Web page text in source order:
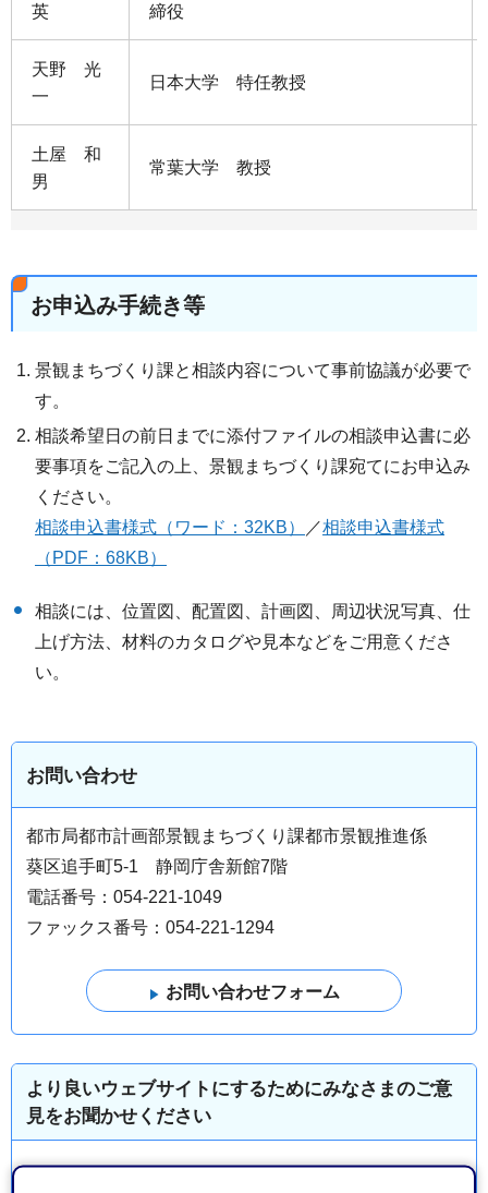
英
締役
天野 光
一
日本大学 特任教授
土屋 和
男
常葉大学 教授
お申込み手続き等
景観まちづくり課と相談内容について事前協議が必要で
す。
相談希望日の前日までに添付ファイルの相談申込書に必
要事項をご記入の上、景観まちづくり課宛てにお申込み
ください。
相談申込書様式（ワード：32KB）
／相談申込書様式
（PDF：68KB）
相談には、位置図、配置図、計画図、周辺状況写真、仕
上げ方法、材料のカタログや見本などをご用意くださ
い。
お問い合わせ
都市局都市計画部景観まちづくり課都市景観推進係
葵区追手町5-1 静岡庁舎新館7階
電話番号：054-221-1049
ファックス番号：054-221-1294
より良いウェブサイトにするためにみなさまのご意
見をお聞かせください